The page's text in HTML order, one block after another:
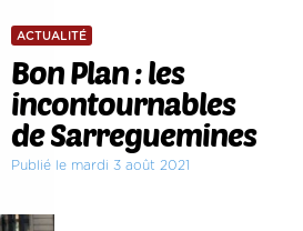
ACTUALITÉ
Bon Plan : les
incontournables
de Sarreguemines
Publié le mardi 3 août 2021